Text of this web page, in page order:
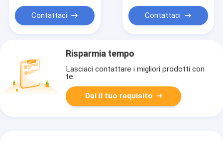
Contattaci Contattaci
Risparmia tempo
Lasciaci contattare i migliori prodotti con
te.
Dai il tuo requisito